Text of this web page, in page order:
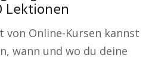
Lektionen
von Online-Kursen kannst
wann und wo du deine